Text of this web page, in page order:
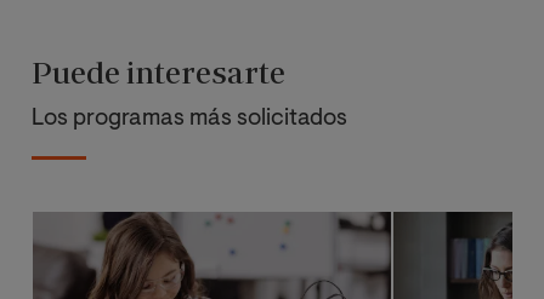
Puede interesarte
Los programas más solicitados